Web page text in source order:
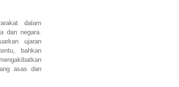
dalam
dan negara.
ujaran
bahkan
asas dan